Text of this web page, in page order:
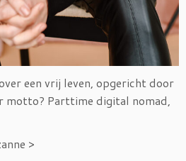
een vrij leven, opgericht door
motto? Parttime digital nomad,
>